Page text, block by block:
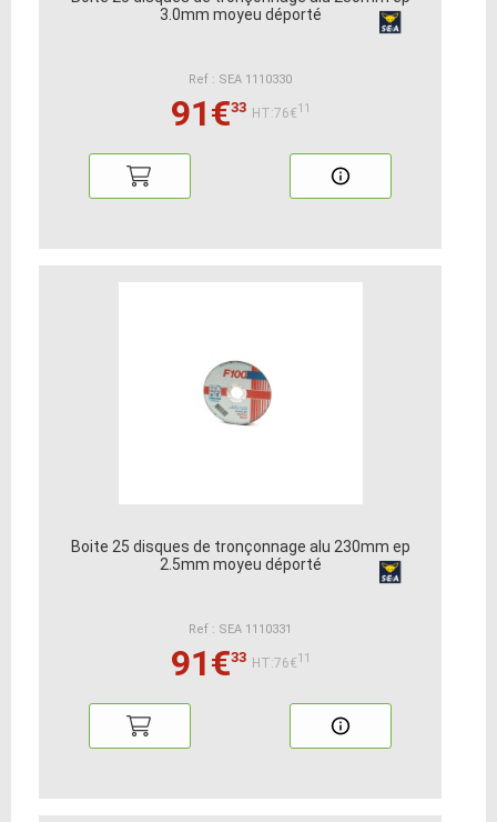
3.0mm moyeu déporté
Ref : SEA 1110330
91€33 HT:76€11
Boite 25 disques de tronçonnage alu 230mm ep
2.5mm moyeu déporté
Ref : SEA 1110331
91€33 HT:76€11